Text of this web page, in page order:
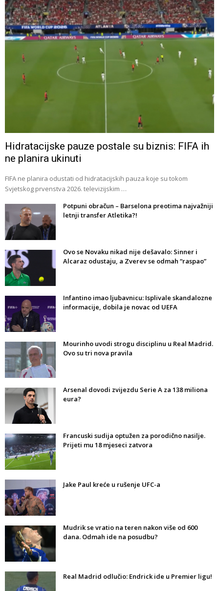
Hidratacijske pauze postale su biznis: FIFA ih
ne planira ukinuti
FIFA ne planira odustati od hidratacijskih pauza koje su tokom
Svjetskog prvenstva 2026. televizijskim …
Potpuni obračun – Barselona preotima najvažniji
letnji transfer Atletika?!
Ovo se Novaku nikad nije dešavalo: Sinner i
Alcaraz odustaju, a Zverev se odmah “raspao”
Infantino imao ljubavnicu: Isplivale skandalozne
informacije, dobila je novac od UEFA
Mourinho uvodi strogu disciplinu u Real Madrid.
Ovo su tri nova pravila
Arsenal dovodi zvijezdu Serie A za 138 miliona
eura?
Francuski sudija optužen za porodično nasilje.
Prijeti mu 18 mjeseci zatvora
Jake Paul kreće u rušenje UFC-a
Mudrik se vratio na teren nakon više od 600
dana. Odmah ide na posudbu?
Real Madrid odlučio: Endrick ide u Premier ligu!